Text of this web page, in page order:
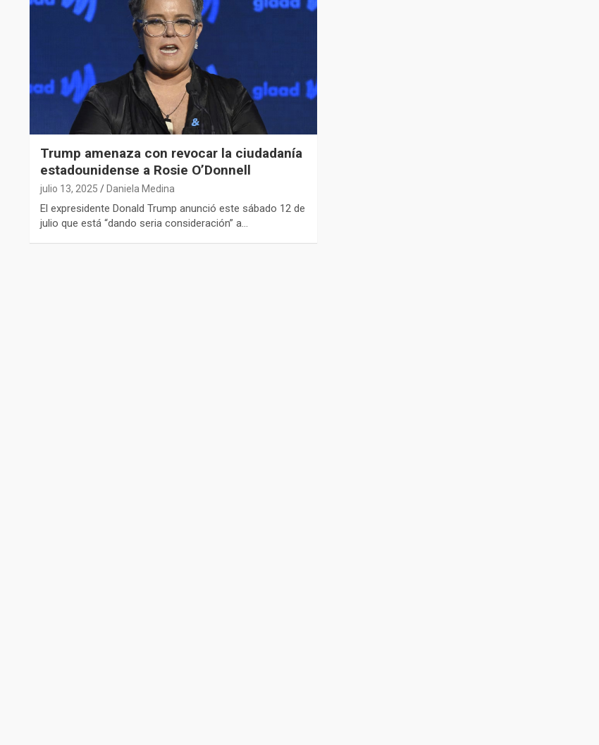
Trump amenaza con revocar la ciudadanía
estadounidense a Rosie O’Donnell
julio 13, 2025 Daniela Medina
El expresidente Donald Trump anunció este sábado 12 de
julio que está “dando seria consideración” a…